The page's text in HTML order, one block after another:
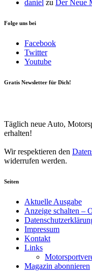
daniel zu Der Neue
Folge uns bei
Facebook
Twitter
Youtube
Gratis Newsletter für Dich!
Täglich neue Auto,
erhalten!
Wir respektieren den
widerrufen werden.
Seiten
Aktuelle Ausgabe
Anzeige schalten –
Impressum
Kontakt
Links
Magazin abonnieren